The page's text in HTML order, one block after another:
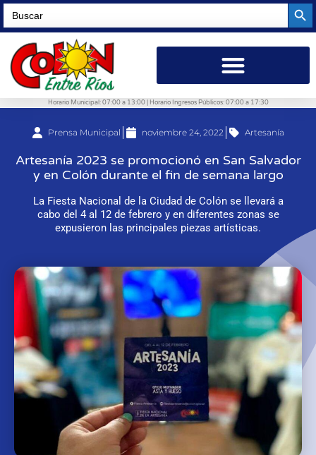
Search
for:
Horario Municipal: 07:00 a 13:00 | Horario Ingresos Públicos: 07:00 a 17:30
Prensa Municipal noviembre 24, 2022 Artesanía
Artesanía 2023 se promocionó en San Salvador
y en Colón durante el fin de semana largo
La Fiesta Nacional de la Ciudad de Colón se llevará a
cabo del 4 al 12 de febrero y en diferentes zonas se
expusieron las principales piezas artísticas.